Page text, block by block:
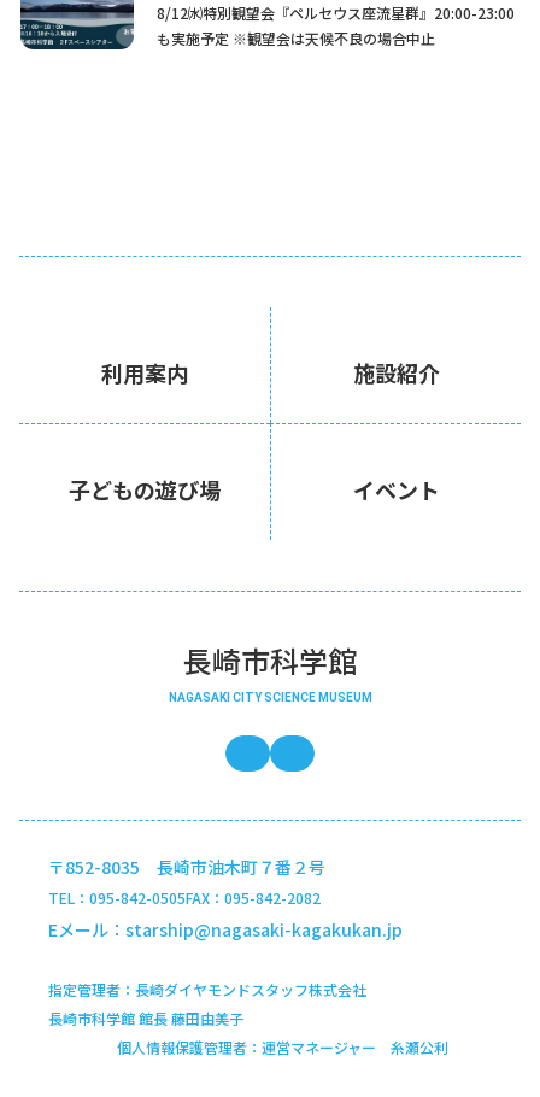
8/12㈬特別観望会『ペルセウス座流星群』20:00-23:00
も実施予定 ※観望会は天候不良の場合中止
利用案内 施設紹介
子どもの遊び場 イベント
長崎市科学館
NAGASAKI CITY SCIENCE MUSEUM
長崎市科学館の公式x
〒852-8035 長崎市油木町７番２号
TEL 095-842-0505FAX 095-842-2082
Eメール starship@nagasaki-kagakukan.jp
指定管理者
長崎ダイヤモンドスタッフ株式会社
長崎市科学館 館長 藤田由美子
個人情報保護管理者
運営マネージャー 糸瀬公利